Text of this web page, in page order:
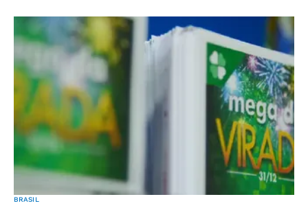
BRASIL